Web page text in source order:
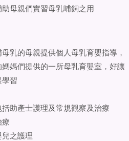
母親們實習母乳哺飼之用
乳的母親提供個人母乳育嬰指導，
媽們提供的一所母乳育嬰室，好讓
習
助產士護理及常規觀察及治療
之護理